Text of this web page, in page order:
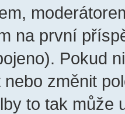
na první
Pokud
změnit
to tak může